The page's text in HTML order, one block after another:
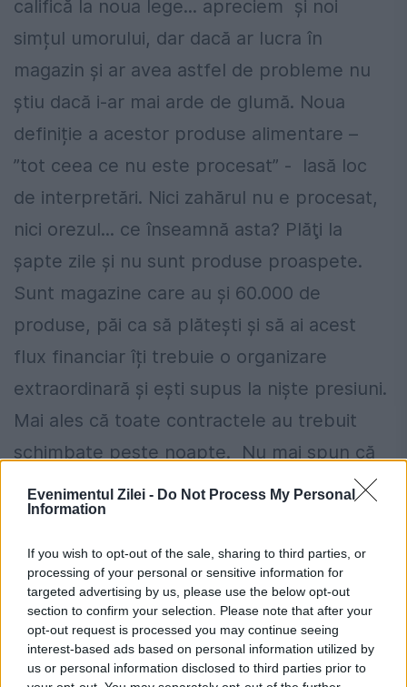
Evenimentul Zilei - Do Not Process My Personal
Information
If you wish to opt-out of the sale, sharing to third parties, or
processing of your personal or sensitive information for
targeted advertising by us, please use the below opt-out
section to confirm your selection. Please note that after your
opt-out request is processed you may continue seeing
interest-based ads based on personal information utilized by
us or personal information disclosed to third parties prior to
califică la noua lege... apreciem și noi
simțul umorului, dar dacă ar lucra în
magazin și ar avea astfel de probleme nu
știu dacă i-ar mai arde de glumă. Noua
definiție a acestor produse alimentare –
”tot ceea ce nu este procesat” - lasă loc
de interpretări. Nici zahărul nu e procesat,
nici orezul... ce înseamnă asta? Plăţi la
șapte zile şi nu sunt produse proaspete.
Sunt magazine care au și 60.000 de
produse, păi ca să plătești și să ai acest
flux financiar îți trebuie o organizare
extraordinară și ești supus la niște presiuni.
Mai ales că toate contractele au trebuit
schimbate peste noapte. Nu mai spun că
cele şapte zile calendaristice sunt de fapt
cinci zile în care lucrează băncile. Vor
apărea probleme de cash-flow pentru că,
în afară de sumele necesare pentru plata
acestor furnizori, mai sunt și alte lucruri
care trebuie plătite, cum ar fi salarii, taxe ,
alte obligații, contribuții la bugetele locale.